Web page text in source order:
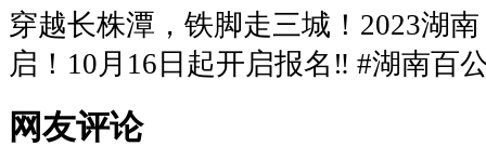
穿越长株潭，铁脚走三城！2023湖
启！10月16日起开启报名‼️ #湖南百
网友评论